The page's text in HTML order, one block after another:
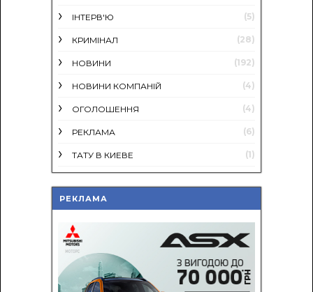
ІНТЕРВ'Ю (5)
КРИМІНАЛ (28)
НОВИНИ (192)
НОВИНИ КОМПАНІЙ (4)
ОГОЛОШЕННЯ (4)
РЕКЛАМА (6)
ТАТУ В КИЕВЕ (1)
РЕКЛАМА